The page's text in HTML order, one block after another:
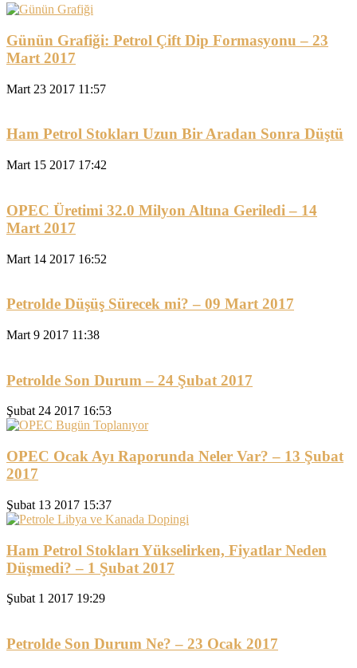
Günün Grafiği: Petrol Çift Dip Formasyonu – 23
Mart 2017
Mart 23 2017 11:57
Ham Petrol Stokları Uzun Bir Aradan Sonra Düştü
Mart 15 2017 17:42
OPEC Üretimi 32.0 Milyon Altına Geriledi – 14
Mart 2017
Mart 14 2017 16:52
Petrolde Düşüş Sürecek mi? – 09 Mart 2017
Mart 9 2017 11:38
Petrolde Son Durum – 24 Şubat 2017
Şubat 24 2017 16:53
OPEC Ocak Ayı Raporunda Neler Var? – 13 Şubat
2017
Şubat 13 2017 15:37
Ham Petrol Stokları Yükselirken, Fiyatlar Neden
Düşmedi? – 1 Şubat 2017
Şubat 1 2017 19:29
Petrolde Son Durum Ne? – 23 Ocak 2017